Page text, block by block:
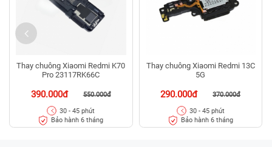
Thay chuông Xiaomi Redmi K70
Pro 23117RK66C
390.000đ 550.000đ
30 - 45 phút
Bảo hành 6 tháng
Thay chuông Xiaomi Redmi 13C
5G
290.000đ 370.000đ
30 - 45 phút
Bảo hành 6 tháng